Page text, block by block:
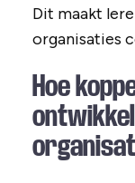
Dit maakt
organisaties
Hoe